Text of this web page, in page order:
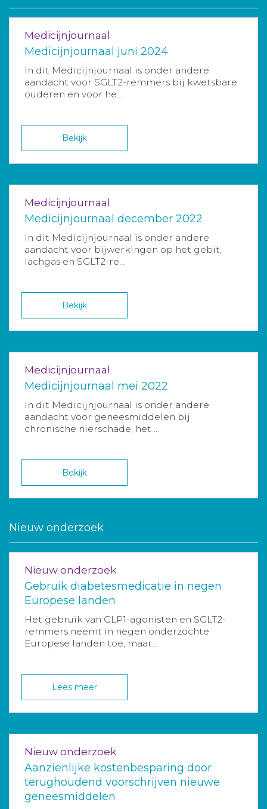
Medicijnjournaal
Medicijnjournaal juni 2024
In dit Medicijnjournaal is onder andere
aandacht voor SGLT2-remmers bij kwetsbare
ouderen en voor he...
Bekijk
Medicijnjournaal
Medicijnjournaal december 2022
In dit Medicijnjournaal is onder andere
aandacht voor bijwerkingen op het gebit,
lachgas en SGLT2-re...
Bekijk
Medicijnjournaal
Medicijnjournaal mei 2022
In dit Medicijnjournaal is onder andere
aandacht voor geneesmiddelen bij
chronische nierschade, het ...
Bekijk
Nieuw onderzoek
Nieuw onderzoek
Gebruik diabetesmedicatie in negen
Europese landen
Het gebruik van GLP1-agonisten en SGLT2-
remmers neemt in negen onderzochte
Europese landen toe, maar...
Lees meer
Nieuw onderzoek
Aanzienlijke kostenbesparing door
terughoudend voorschrijven nieuwe
geneesmiddelen